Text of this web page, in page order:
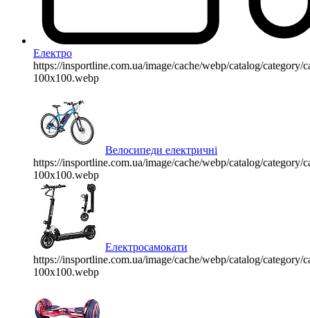
Електро
https://insportline.com.ua/image/cache/webp/catalog/category/
100x100.webp
Велосипеди електричні
https://insportline.com.ua/image/cache/webp/catalog/category/
100x100.webp
Електросамокати
https://insportline.com.ua/image/cache/webp/catalog/category/
100x100.webp